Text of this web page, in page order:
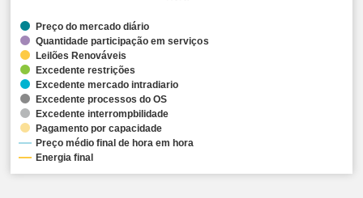
Preço do mercado diário
Quantidade participação em serviços
Leilões Renováveis
Excedente restrições
Excedente mercado intradiario
Excedente processos do OS
Excedente interrompbilidade
Pagamento por capacidade
Preço médio final de hora em hora
Energia final